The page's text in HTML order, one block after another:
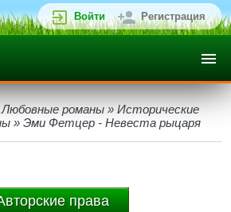
Войти Регистрация
Любовные романы » Исторические
» Эми Фетцер - Невеста рыцаря
права